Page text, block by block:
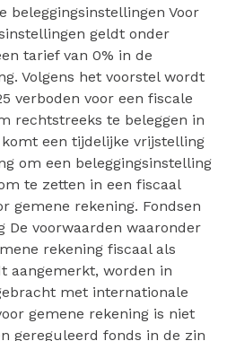
beleggingsinstellingen Voor
geldt onder
tarief van 0% in de
Volgens het voorstel wordt
verboden voor een fiscale
rechtstreeks te beleggen in
een tijdelijke vrijstelling
om een beleggingsinstelling
te zetten in een fiscaal
gemene rekening. Fondsen
De voorwaarden waaronder
rekening fiscaal als
aangemerkt, worden in
met internationale
gemene rekening is niet
gereguleerd fonds in de zin